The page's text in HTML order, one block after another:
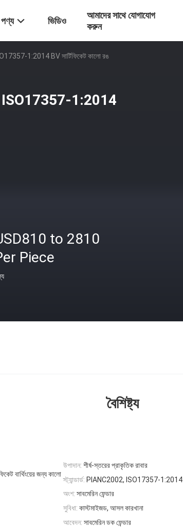
পণ্য ভিডিও
আমাদের সাথে যোগাযোগ
করুন
1:2014 BV সার্টিফিকেট কালো রঙ
ISO17357-1:2014
to 2810
Piece
বৈশিষ্ট্য
বার্থিংয়ের জন্য কালো
উপাদান: শীর্ষ-স্তরের প্রাকৃতিক রাবার
স্ট্যান্ডার্ড: PIANC2002, ISO17357-1:2014
অংশ: সাবমেরিন ফেন্ডার
সুবিধা: কাস্টমাইজড, আসল কারখানা
আবেদন: সাবমেরিন ডক ফেন্ডার